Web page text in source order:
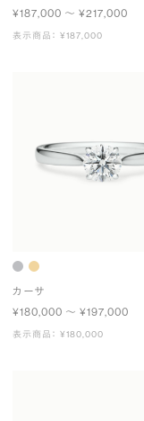
¥187,000 〜 ¥217,000
表示商品： ¥187,000
カーサ
¥180,000 〜 ¥197,000
表示商品： ¥180,000